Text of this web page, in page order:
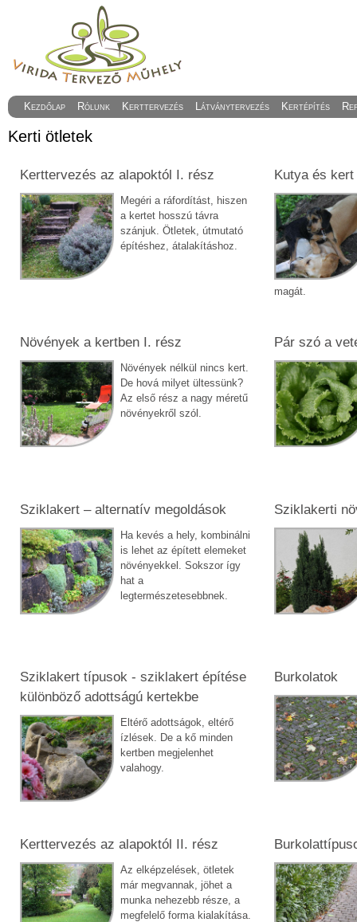
Kezdőlap Rólunk Kerttervezés Látványtervezés Kertépítés
Kerti ötletek
Kerttervezés az alapoktól I. rész
Megéri a ráfordítást, hiszen
a kertet hosszú távra
szánjuk. Ötletek, útmutató
építéshez, átalakításhoz.
Kutya és kert
magát.
Növények a kertben I. rész
Növények nélkül nincs kert.
De hová milyet ültessünk?
Az első rész a nagy méretű
növényekről szól.
Pár szó a
Sziklakert – alternatív megoldások
Ha kevés a hely, kombinálni
is lehet az épített elemeket
növényekkel. Sokszor így
hat a
legtermészetesebbnek.
Sziklakerti
Sziklakert típusok - sziklakert építése
különböző adottságú kertekbe
Eltérő adottságok, eltérő
ízlések. De a kő minden
kertben megjelenhet
valahogy.
Burkolatok
Kerttervezés az alapoktól II. rész
Az elképzelések, ötletek
már megvannak, jöhet a
munka nehezebb része, a
megfelelő forma kialakítása.